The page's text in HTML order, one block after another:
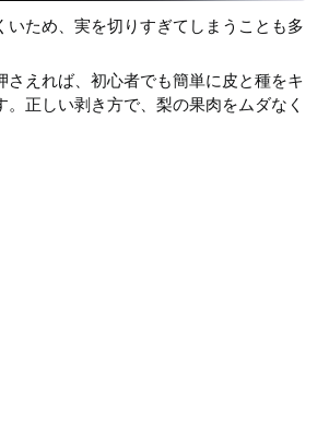
いため、実を切りすぎてしまうことも多
さえれば、初心者でも簡単に皮と種をキ
。正しい剥き方で、梨の果肉をムダなく